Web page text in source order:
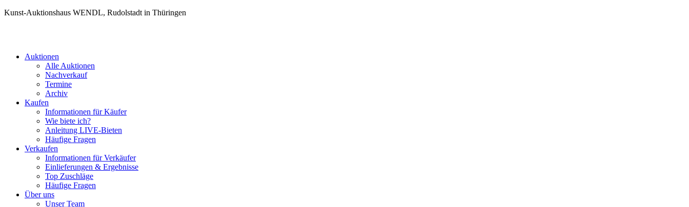
Kunst-Auktionshaus WENDL, Rudolstadt in Thüringen
Auktionen
Alle Auktionen
Nachverkauf
Termine
Archiv
Kaufen
Informationen für Käufer
Wie biete ich?
Anleitung LIVE-Bieten
Häufige Fragen
Verkaufen
Informationen für Verkäufer
Einlieferungen & Ergebnisse
Top Zuschläge
Häufige Fragen
Über uns
Unser Team